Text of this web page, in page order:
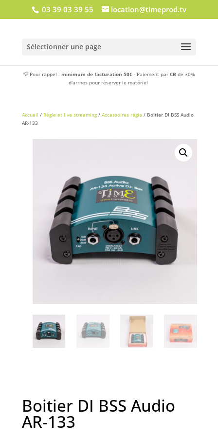
03 39 03 39 55 location@timeprod.tv
Sélectionner une page
💡 Pour rappel : minimum de facturation 50€- Paiement par CB de 30%
d'arrhes pour réserver le matériel
Accueil / Régie et live streaming/ Accessoires régie/ Boitier DI BSS Audio
AR-133
Boitier DI BSS Audio
AR-133